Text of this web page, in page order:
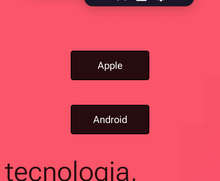
Apple
Android
tecnologia,